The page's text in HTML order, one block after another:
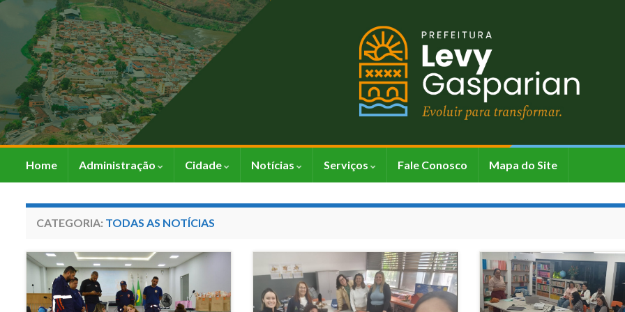
Home Administração Cidade Notícias Serviços Fale Conosco Mapa do Site
CATEGORIA: TODAS AS NOTÍCIAS